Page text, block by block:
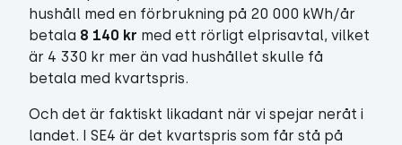
hushåll med en förbrukning på 20 000 kWh/år
betala 8 140 kr med ett rörligt elprisavtal, vilket
är 4 330 kr mer än vad hushållet skulle få
betala med kvartspris.
Och det är faktiskt likadant när vi spejar neråt i
landet. I SE4 är det kvartspris som får stå på